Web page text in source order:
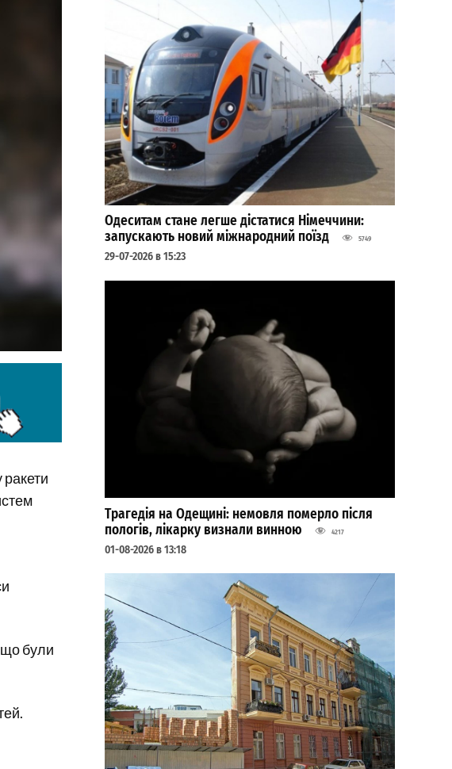
ракети
що були
Одеситам стане легше дістатися Німеччини:
запускають новий міжнародний поїзд
5749
29-07-2026 в 15:23
Трагедія на Одещині: немовля померло після
пологів, лікарку визнали винною
4217
01-08-2026 в 13:18